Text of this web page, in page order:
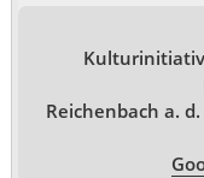
Reichenbach a. d.